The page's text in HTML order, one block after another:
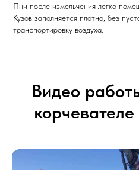
Пни после измельчения легко
Кузов заполняется плотно, без
транспортировку воздуха.
Видео